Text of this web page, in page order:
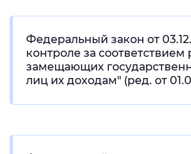
Федеральный закон от
контроле за соответствием
замещающих
лиц их доходам" (ред. от